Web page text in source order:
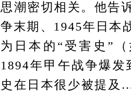
思潮密切相关。他告
争末期、1945年日本
为日本的“受害史”
1894年甲午战争爆
史在日本很少被提